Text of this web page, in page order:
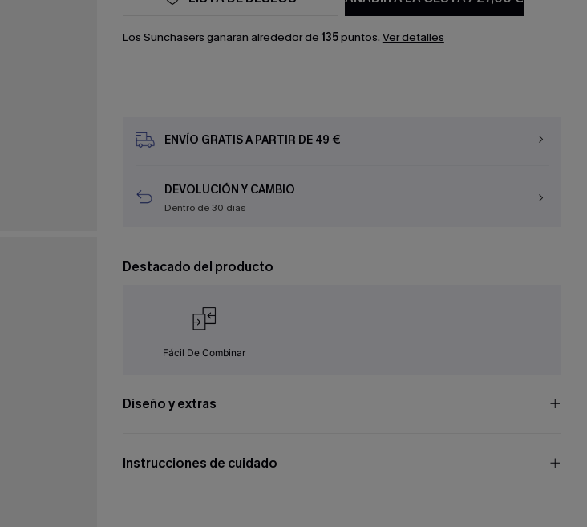
Los Sunchasers ganarán alrededor de 135puntos. Ver detalles
ENVÍO GRATIS A PARTIR DE 49 €
DEVOLUCIÓN Y CAMBIO
Dentro de 30 días
Destacado del producto
Fácil De Combinar
Diseño y extras
Instrucciones de cuidado